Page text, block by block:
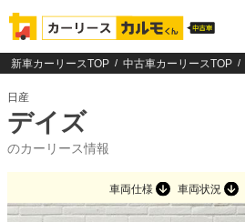
新車カーリースTOP 中古車カーリースTOP
日産
デイズ
のカーリース情報
車両仕様 車両状況